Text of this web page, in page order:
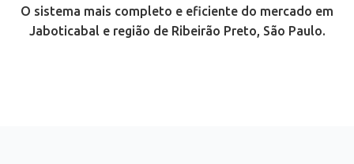
O sistema mais completo e eficiente do mercado em
Jaboticabal e região de Ribeirão Preto, São Paulo.